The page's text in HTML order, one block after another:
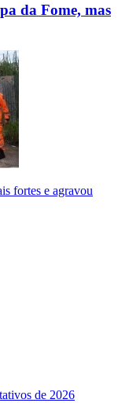
da Fome, mas
fortes e agravou
de 2026